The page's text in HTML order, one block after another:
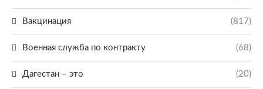
Вакцинация (817)
Военная служба по контракту (68)
Дагестан – это (20)